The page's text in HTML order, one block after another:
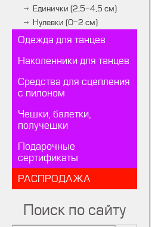
Единички (2,5-4,5 см)
Нулевки (0-2 см)
Одежда для танцев
Наколенники для танцев
Средства для сцепления
с пилоном
Чешки, балетки,
получешки
Подарочные
сертификаты
РАСПРОДАЖА
Поиск по сайту